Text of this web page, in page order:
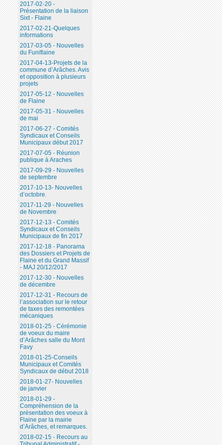
2017-02-20 -
Présentation de la liaison
Sixt - Flaine
2017-02-21-Quelques
informations
2017-03-05 - Nouvelles
du Funiflaine
2017-04-13-Projets de la
commune d’Arâches. Avis
et opposition à plusieurs
projets
2017-05-12 - Nouvelles
de Flaine
2017-05-31 - Nouvelles
de mai
2017-06-27 - Comités
Syndicaux et Conseils
Municipaux début 2017
2017-07-05 - Réunion
publique à Araches
2017-09-29 - Nouvelles
de septembre
2017-10-13- Nouvelles
d’octobre.
2017-11-29 - Nouvelles
de Novembre
2017-12-13 - Comités
Syndicaux et Conseils
Municipaux de fin 2017
2017-12-18 - Panorama
des Dossiers et Projets de
Flaine et du Grand Massif
- MAJ 20/12/2017
2017-12-30 - Nouvelles
de décembre
2017-12-31 - Recours de
l’association sur le retour
de taxes des remontées
mécaniques
2018-01-25 - Cérémonie
de voeux du maire
d’Arâches salle du Mont
Favy
2018-01-25-Conseils
Municipaux et Comités
Syndicaux de début 2018
2018-01-27- Nouvelles
de janvier
2018-01-29 -
Compréhension de la
présentation des voeux à
Flaine par la mairie
d’Arâches, et remarques.
2018-02-15 - Recours au